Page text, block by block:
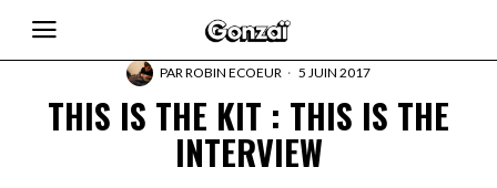
PARROBIN ECOEUR 5 JUIN 2017
THIS IS THE KIT : THIS IS THE
INTERVIEW